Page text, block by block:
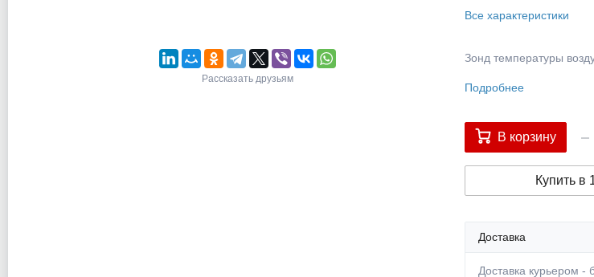
Рассказать друзьям
Все характеристики
Зонд температуры
Подробнее
В корзину
Купить в
Доставка
Доставка курьером -